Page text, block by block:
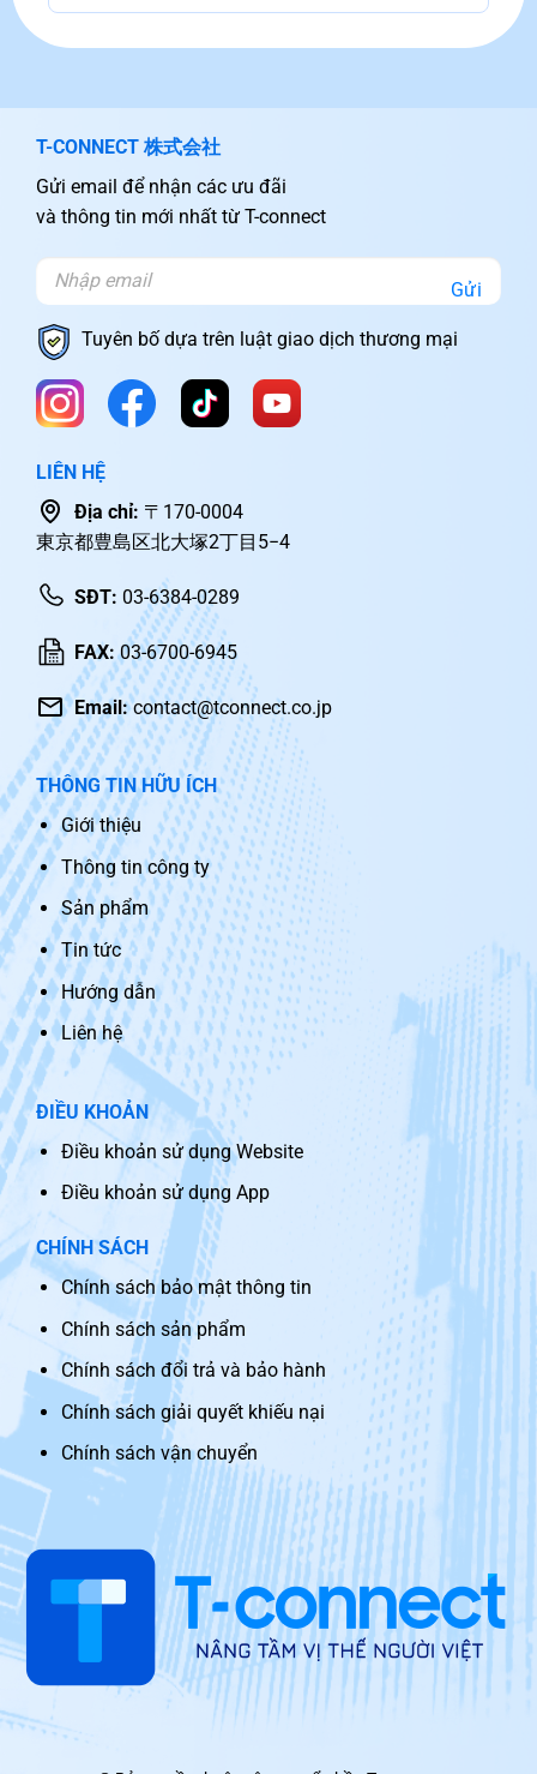
T-CONNECT 株式会社
Gửi email để nhận các ưu đãi
và thông tin mới nhất từ T-connect
Gửi
Tuyên bố dựa trên luật giao dịch thương mại
LIÊN HỆ
Địa chỉ: 〒170-0004
東京都豊島区北大塚2丁目5−4
SĐT: 03-6384-0289
FAX:03-6700-6945
Email: contact@tconnect.co.jp
THÔNG TIN HỮU ÍCH
Giới thiệu
Thông tin công ty
Sản phẩm
Tin tức
Hướng dẫn
Liên hệ
ĐIỀU KHOẢN
Điều khoản sử dụng Website
Điều khoản sử dụng App
CHÍNH SÁCH
Chính sách bảo mật thông tin
Chính sách sản phẩm
Chính sách đổi trả và bảo hành
Chính sách giải quyết khiếu nại
Chính sách vận chuyển